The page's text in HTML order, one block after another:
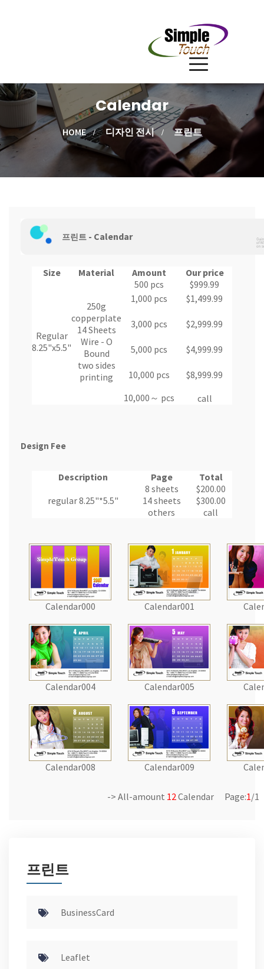
Calendar
HOME 디자인 전시 프린트
프린트 - Calendar
Size Material Amount Our price
Regular
8.25"x5.5"
250g
copperplate
14 Sheets
Wire - O
Bound
two sides
printing
500 pcs
$999.99
1,000 pcs
$1,499.99
3,000 pcs $2,999.99
5,000 pcs $4,999.99
10,000 pcs
$8,999.99
10,000～ pcs
call
Design Fee
Description Page
Total
regular 8.25"*5.5"
8 sheets
$200.00
14 sheets
$300.00
others
call
Calendar000 Calendar001
Calendar004 Calendar005
Calendar008 Calendar009
-> All-amount 12Calendar Page:1/1
프린트
BusinessCard
Leaflet